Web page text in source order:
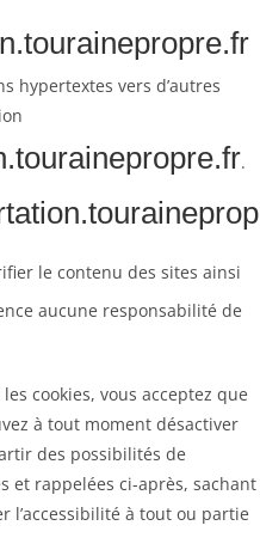
hypertextes vers d’autres
.
le contenu des sites ainsi
aucune responsabilité de
cookies, vous acceptez que
à tout moment désactiver
des possibilités de
et rappelées ci-après, sachant
l’accessibilité à tout ou partie